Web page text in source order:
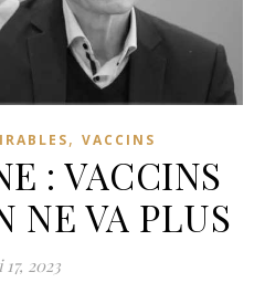
, VACCINS
: VACCINS
NE VA PLUS
17, 2023